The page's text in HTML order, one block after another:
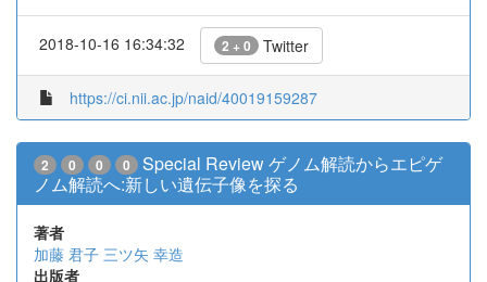
2018-10-16 16:34:32 2 + 0 Twitter
https://ci.nii.ac.jp/naid/40019159287
2 0 0 0
Special Review ゲノム解読からエピゲ
ノム解読へ:新しい遺伝子像を探る
著者
加藤 君子 三ツ矢 幸造
出版者